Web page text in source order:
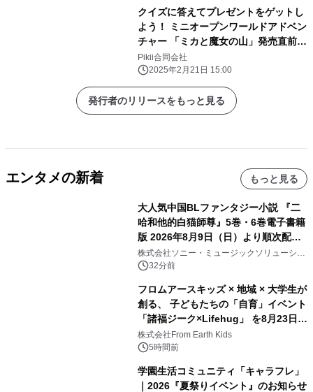
クイズに答えてプレゼントをゲットし
よう！ ミニオープンワールドアドベン
チャー 「ミカと魔女の山」発売直前プ
レゼント企画開催！
Pikii合同会社
2025年2月21日 15:00
発行者のリリースをもっと見る
エンタメの新着 もっと見る
大人気中国BLファンタジー小説 『二
哈和他的白猫師尊』5巻・6巻電子書籍
版 2026年8月9日（日）より順次配信
開始
株式会社ソニー・ミュージックソリューショ
ンズ32分前
フロムアースキッズ × 地域 × 大学生が
創る、 子どもたちの「自育」イベント
「諸福ジーク×Lifehug」 を8月23日
(日)開催
株式会社From Earth Kids
5時間前
学園生活コミュニティ「キャラフレ」
｜2026『夏祭りイベント』のお知らせ